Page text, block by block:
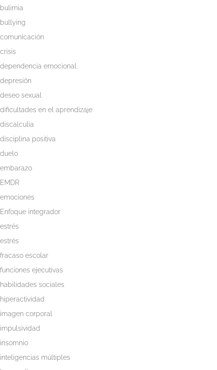
bulimia
bullying
comunicación
crisis
dependencia emocional
depresión
deseo sexual
dificultades en el aprendizaje
discalculia
disciplina positiva
duelo
embarazo
EMDR
emociones
Enfoque integrador
estrés
estrés
fracaso escolar
funciones ejecutivas
habilidades sociales
hiperactividad
imagen corporal
impulsividad
insomnio
inteligencias múltiples